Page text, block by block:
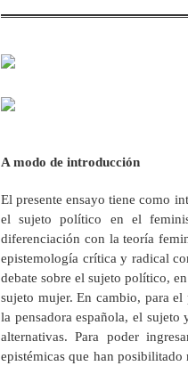
A modo de introducción
El presente ensayo tiene como
el sujeto político en el
diferenciación con la teoría
epistemología crítica y radical
debate sobre el sujeto político,
sujeto mujer. En cambio, para
la pensadora española, el
alternativas. Para poder
epistémicas que han posibilitado